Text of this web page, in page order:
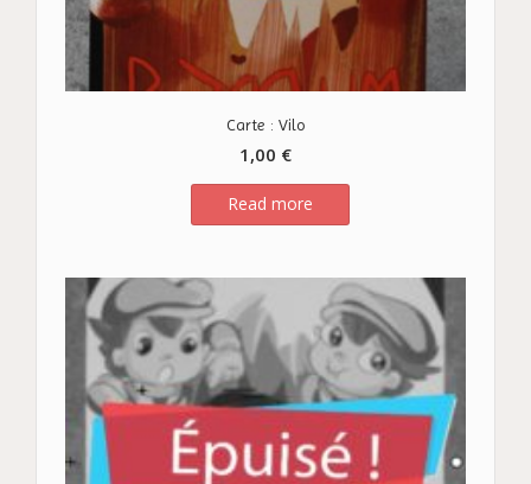
Carte : Vilo
1,00 €
Read more